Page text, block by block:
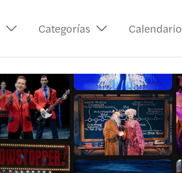
Categorías Calendario